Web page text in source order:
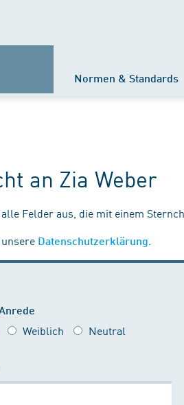
Normen & Standards
an Zia Weber
Felder aus, die mit einem
Datenschutzerklärung
Weiblich Neutral